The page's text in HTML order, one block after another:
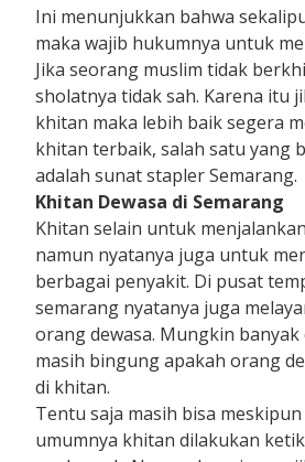
Ini menunjukkan bahwa
maka wajib hukumnya untuk
Jika seorang muslim tidak
sholatnya tidak sah. Karena itu
khitan maka lebih baik segera
khitan terbaik, salah satu yang
adalah sunat stapler Semarang.
Khitan Dewasa di Semarang
Khitan selain untuk
namun nyatanya juga untuk
berbagai penyakit. Di pusat
semarang nyatanya juga
orang dewasa. Mungkin
masih bingung apakah orang
di khitan.
Tentu saja masih bisa
umumnya khitan dilakukan